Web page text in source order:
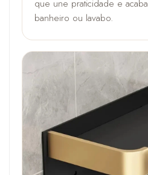
que une praticidade e
banheiro ou lavabo.